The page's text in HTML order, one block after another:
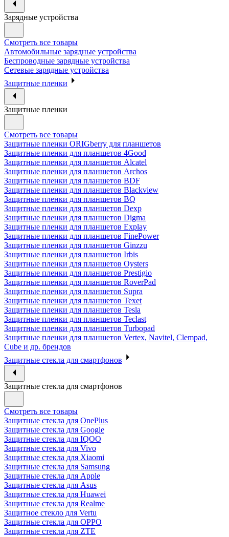
Зарядные устройства
Смотреть все товары
Автомобильные зарядные устройства
Беспроводные зарядные устройства
Сетевые зарядные устройства
Защитные пленки
Защитные пленки
Смотреть все товары
Защитные пленки ORIGberry для планшетов
Защитные пленки для планшетов 4Good
Защитные пленки для планшетов Alcatel
Защитные пленки для планшетов Archos
Защитные пленки для планшетов BDF
Защитные пленки для планшетов Blackview
Защитные пленки для планшетов BQ
Защитные пленки для планшетов Dexp
Защитные пленки для планшетов Digma
Защитные пленки для планшетов Explay
Защитные пленки для планшетов FinePower
Защитные пленки для планшетов Ginzzu
Защитные пленки для планшетов Irbis
Защитные пленки для планшетов Oysters
Защитные пленки для планшетов Prestigio
Защитные пленки для планшетов RoverPad
Защитные пленки для планшетов Supra
Защитные пленки для планшетов Texet
Защитные пленки для планшетов Tesla
Защитные пленки для планшетов Teclast
Защитные пленки для планшетов Turbopad
Защитные пленки для планшетов Vertex, Navitel, Clempad,
Cube и др. брендов
Защитные стекла для смартфонов
Защитные стекла для смартфонов
Смотреть все товары
Защитные стекла для OnePlus
Защитные стекла для Google
Защитные стекла для IQOO
Защитные стекла для Vivo
Защитные стекла для Xiaomi
Защитные стекла для Samsung
Защитные стекла для Apple
Защитные стекла для Asus
Защитные стекла для Huawei
Защитные стекла для Realme
Защитное стекло для Vertu
Защитные стекла для OPPO
Защитные стекла для ZTE